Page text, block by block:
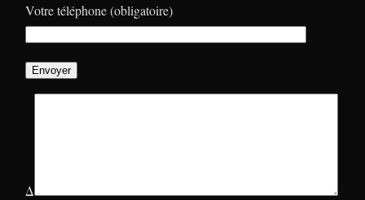
Votre téléphone (obligatoire)
Δ